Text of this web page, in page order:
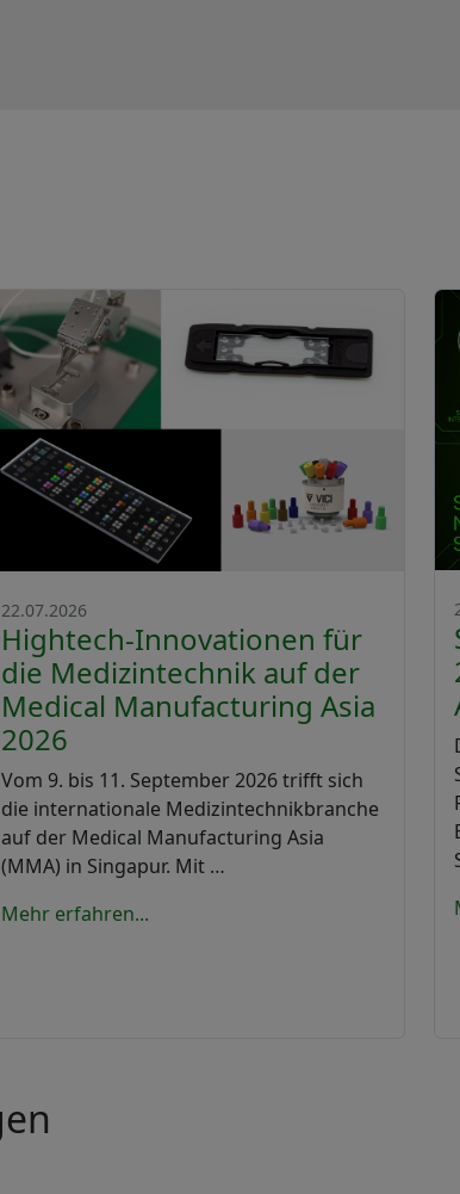
22.07.2026
Hightech-Innovationen für
die Medizintechnik auf der
Medical Manufacturing Asia
2026
Vom 9. bis 11. September 2026 trifft sich
die internationale Medizintechnikbranche
auf der Medical Manufacturing Asia
(MMA) in Singapur. Mit …
Mehr erfahren...